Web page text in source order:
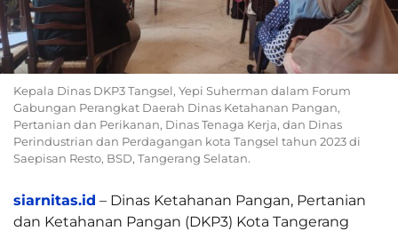
Kepala Dinas DKP3 Tangsel, Yepi Suherman dalam Forum
Gabungan Perangkat Daerah Dinas Ketahanan Pangan,
Pertanian dan Perikanan, Dinas Tenaga Kerja, dan Dinas
Perindustrian dan Perdagangan kota Tangsel tahun 2023 di
Saepisan Resto, BSD, Tangerang Selatan.
siarnitas.id – Dinas Ketahanan Pangan, Pertanian
dan Ketahanan Pangan (DKP3) Kota Tangerang